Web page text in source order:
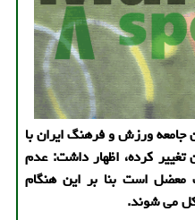
ورزش و فرهنگ ایران با
كرده، اظهار داشت: عدم
است بنا بر این هنگام
می شوند.